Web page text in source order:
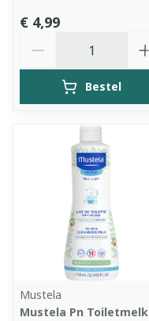
€ 4,99
Bestel
Mustela
Mustela Pn Toiletmelk